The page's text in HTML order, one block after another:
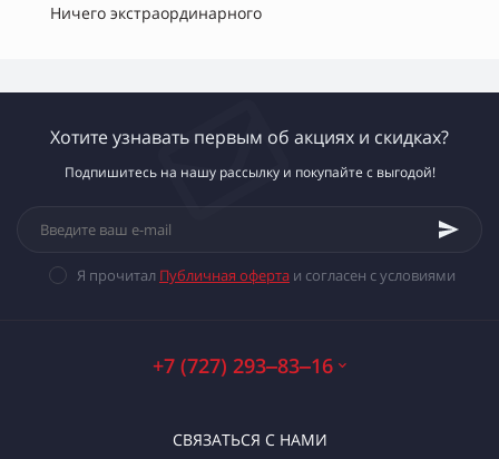
Ничего экстраординарного
Хотите узнавать первым об акциях и скидках?
Подпишитесь на нашу рассылку и покупайте с выгодой!
Я прочитал Публичная оферта и согласен с условиями
+7 (727) 293‒83‒16
СВЯЗАТЬСЯ С НАМИ